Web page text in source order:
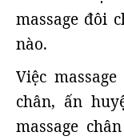
massage đôi
nào.
Việc
chân, ấn
massage